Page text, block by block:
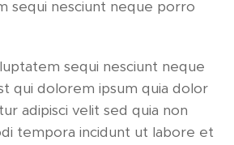
sequi nesciunt neque porro
sequi nesciunt neque
qui dolorem ipsum quia dolor
adipisci velit sed quia non
tempora incidunt ut labore et